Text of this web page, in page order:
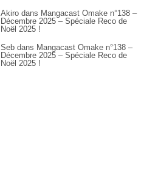
Akiro dans Mangacast Omake n°138 –
Décembre 2025 – Spéciale Reco de
Noël 2025 !
Seb dans Mangacast Omake n°138 –
Décembre 2025 – Spéciale Reco de
Noël 2025 !